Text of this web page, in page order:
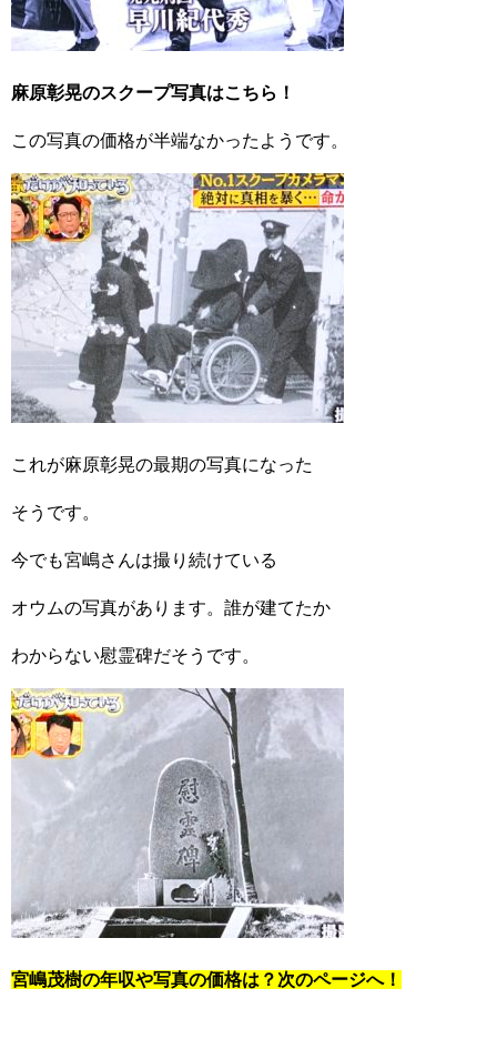
麻原彰晃のスクープ写真はこちら！
この写真の価格が半端なかったようです。
これが麻原彰晃の最期の写真になった
そうです。
今でも宮嶋さんは撮り続けている
オウムの写真があります。誰が建てたか
わからない慰霊碑だそうです。
宮嶋茂樹の年収や写真の価格は？次のページへ！